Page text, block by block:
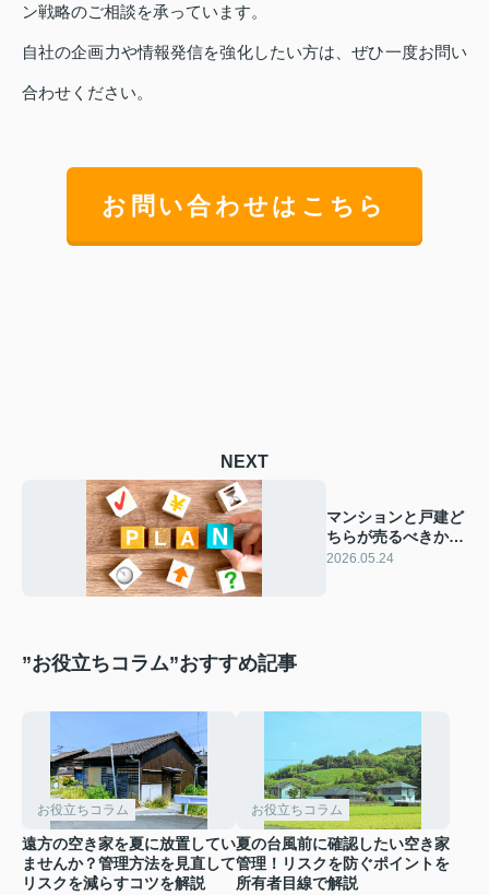
ン戦略のご相談を承っています。
自社の企画力や情報発信を強化したい方は、ぜひ一度お問い
合わせください。
お問い合わせはこちら
NEXT
マンションと戸建ど
ちらが売るべきか？
価値の違いと後悔し
2026.05.24
”お役立ちコラム”おすすめ記事
お役立ちコラム
遠方の空き家を夏に放置してい
ませんか？管理方法を見直して
リスクを減らすコツを解説
お役立ちコラム
夏の台風前に確認したい空き家
管理！リスクを防ぐポイントを
所有者目線で解説